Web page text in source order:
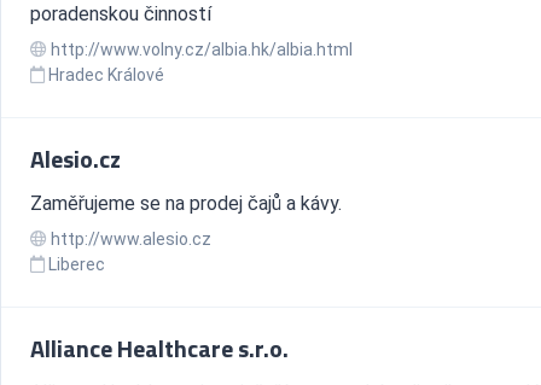
poradenskou činností
http://www.volny.cz/albia.hk/albia.html
Hradec Králové
Alesio.cz
Zaměřujeme se na prodej čajů a kávy.
http://www.alesio.cz
Liberec
Alliance Healthcare s.r.o.